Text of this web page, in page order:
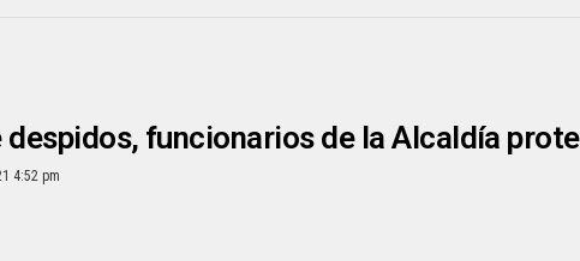
despidos, funcionarios de la Alcaldía
4:52 pm